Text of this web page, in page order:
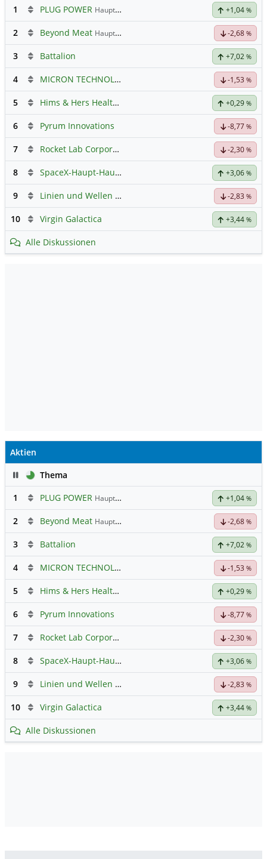
1
PLUG POWER Hauptdiskussion +1,04 %
2 Beyond Meat Hauptdiskussion -2,68 %
3 Battalion +7,02 %
4 MICRON TECHNOLOGY -1,53 %
5 Hims & Hers Health Registered (A) Hauptdiskussion+0,29 %
6 Pyrum Innovations -8,77 %
7 Rocket Lab Corporation Registered Shs Hauptdiskussion
-2,30 %
8 SpaceX-Haupt-Hauptforum +3,06 %
9 Linien und Wellen Austausch Forum -2,83 %
10 Virgin Galactica +3,44 %
Alle Diskussionen
Aktien
PauseThema
1
PLUG POWER Hauptdiskussion +1,04 %
2 Beyond Meat Hauptdiskussion -2,68 %
3 Battalion +7,02 %
4 MICRON TECHNOLOGY -1,53 %
5 Hims & Hers Health Registered (A) Hauptdiskussion+0,29 %
6 Pyrum Innovations -8,77 %
7 Rocket Lab Corporation Registered Shs Hauptdiskussion
-2,30 %
8 SpaceX-Haupt-Hauptforum +3,06 %
9 Linien und Wellen Austausch Forum -2,83 %
10 Virgin Galactica +3,44 %
Alle Diskussionen